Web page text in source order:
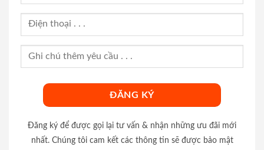
Đăng ký để được gọi lại tư vấn & nhận những ưu đãi mới
nhất. Chúng tôi cam kết các thông tin sẽ được bảo mật